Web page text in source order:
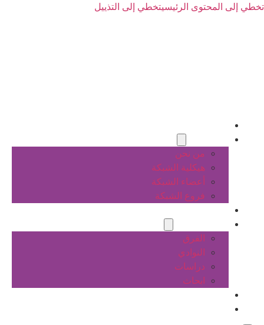
تخطي إلى المحتوى الرئيسيتخطي إلى التذييل
من نحن
هيكلية الشبكة
أعضاء الشبكة
فروع الشبكة
الفرق
النوادي
دراسات
ابحاث